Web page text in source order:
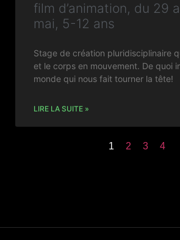
film d’animation, du 29
mai, 5-12 ans
Stage de création pluridisciplinaire
et le corps en mouvement. De quoi
monde qui nous fait tourner la tête!
LIRE LA SUITE »
1 2 3 4